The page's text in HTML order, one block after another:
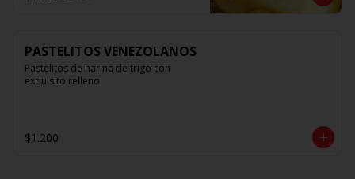
PASTELITOS VENEZOLANOS
Pastelitos de harina de trigo con
exquisito relleno.
$1.200